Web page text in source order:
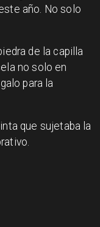
año. No solo
de la capilla
no solo en
para la
que sujetaba la